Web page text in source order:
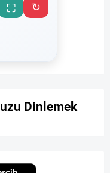
⛶ ↻
uzu Din emek